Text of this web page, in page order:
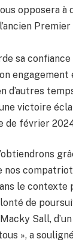
opposera à
sa
d’autres
victoire
de février
nos
le contexte
de
Sall,
», a